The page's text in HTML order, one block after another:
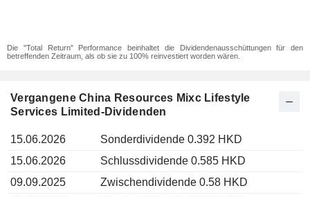
Die "Total Return" Performance beinhaltet die Dividendenausschüttungen für den
betreffenden Zeitraum, als ob sie zu 100% reinvestiert worden wären.
Vergangene China Resources Mixc Lifestyle
Services Limited-Dividenden
15.06.2026
Sonderdividende 0.392 HKD
15.06.2026
Schlussdividende 0.585 HKD
09.09.2025
Zwischendividende 0.58 HKD